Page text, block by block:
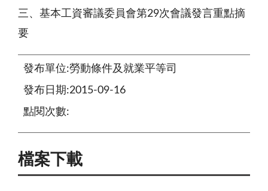
三、基本工資審議委員會第29次會議發言重點摘
要
發布單位:勞動條件及就業平等司
發布日期:2015-09-16
點閱次數:
檔案下載